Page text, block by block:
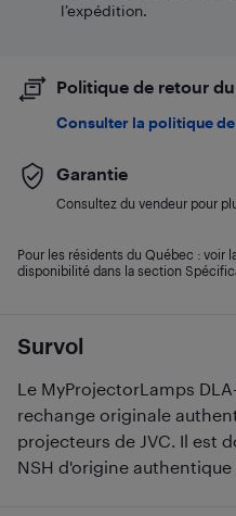
Survol
Le MyProjectorLamps
rechange originale
projecteurs de JVC. Il est
NSH d'origine authentique
l’expédition.
Politique de retour
Consulter la politique
Garantie
Consultez du vendeur pour
Pour les résidents du Québec : voir
disponibilité dans la section